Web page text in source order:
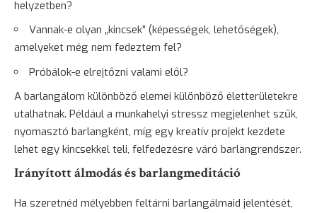
helyzetben?
Vannak-e olyan „kincsek” (képességek, lehetőségek),
amelyeket még nem fedeztem fel?
Próbálok-e elrejtőzni valami elől?
A barlangálom különböző elemei különböző életterületekre
utalhatnak. Például a munkahelyi stressz megjelenhet szűk,
nyomasztó barlangként, míg egy kreatív projekt kezdete
lehet egy kincsekkel teli, felfedezésre váró barlangrendszer.
Irányított álmodás és barlangmeditáció
Ha szeretnéd mélyebben feltárni barlangálmaid jelentését,